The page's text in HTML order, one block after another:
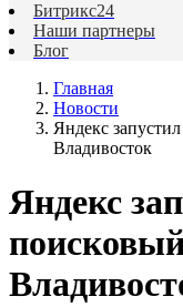
Битрикс24
Наши партнеры
Блог
Главная
Новости
Яндекс
Владивосток
Яндекс